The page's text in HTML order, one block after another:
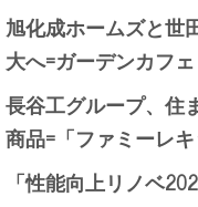
旭化成ホームズと世
大へ=ガーデンカフ
長谷工グループ、住
商品=「ファミーレ
「性能向上リノベ